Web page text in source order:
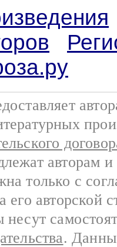
авторам
только с
его авторской
несут
.